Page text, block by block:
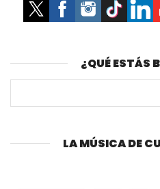
¿QUÉ ESTÁS
LA MÚSICA DE